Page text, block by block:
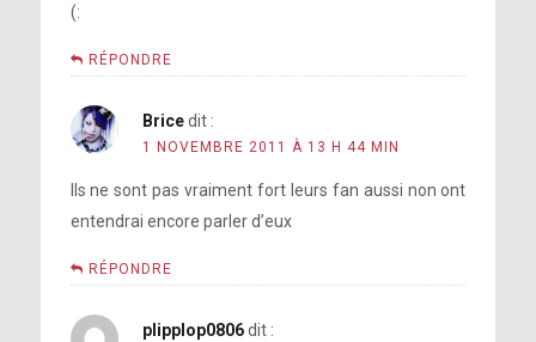
(:
RÉPONDRE
Brice dit :
1 NOVEMBRE 2011 À 13 H 44 MIN
Ils ne sont pas vraiment fort leurs fan aussi non ont
entendrai encore parler d’eux
RÉPONDRE
plipplop0806 dit :